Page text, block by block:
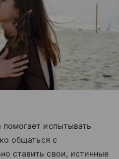
помогает испытывать
общаться с
ставить свои, истинные